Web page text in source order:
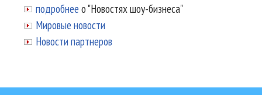
подробнее о "Новостях шоу-бизнеса"
Мировые новости
Новости партнеров